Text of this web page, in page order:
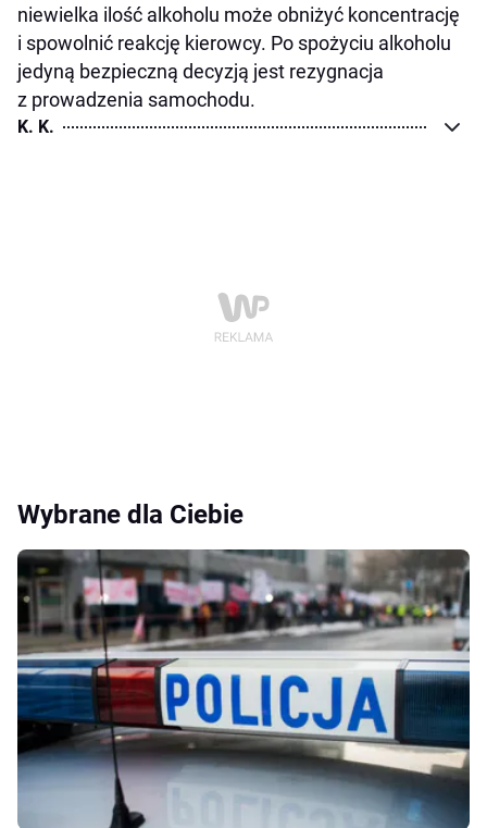
niewielka ilość alkoholu może obniżyć koncentrację
i spowolnić reakcję kierowcy. Po spożyciu alkoholu
jedyną bezpieczną decyzją jest rezygnacja
z prowadzenia samochodu.
K. K.
Wybrane dla Ciebie